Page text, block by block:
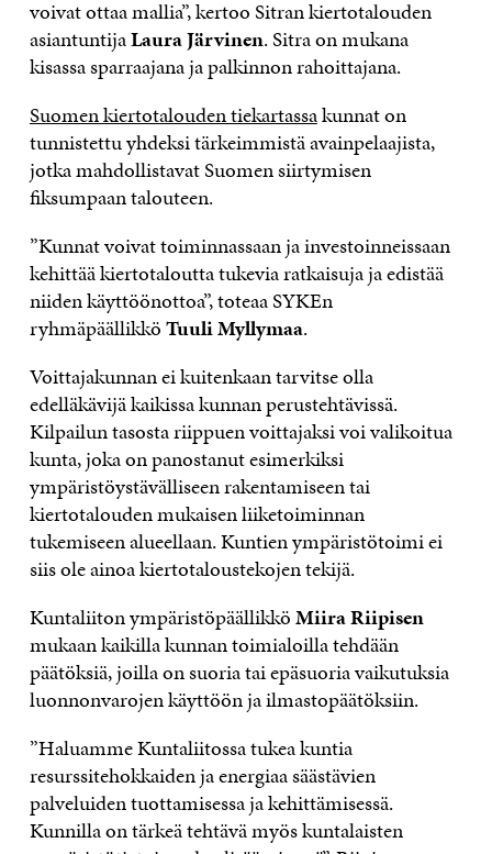
voivat ottaa mallia”, kertoo Sitran kiertotalouden
asiantuntijaLaura Järvinen.Sitra on mukana
kisassa sparraajana ja palkinnon rahoittajana.
Suomen kiertotalouden tiekartassakunnat on
tunnistettu yhdeksi tärkeimmistä avainpelaajista,
jotka mahdollistavat Suomen siirtymisen
fiksumpaan talouteen.
”Kunnat voivat toiminnassaan ja investoinneissaan
kehittää kiertotaloutta tukevia ratkaisuja ja edistää
niiden käyttöönottoa”, toteaa SYKEn
ryhmäpäällikköTuuli Myllymaa.
Voittajakunnan ei kuitenkaan tarvitse olla
edelläkävijä kaikissa kunnan perustehtävissä.
Kilpailun tasosta riippuen voittajaksi voi valikoitua
kunta, joka on panostanut esimerkiksi
ympäristöystävälliseen rakentamiseen tai
kiertotalouden mukaisen liiketoiminnan
tukemiseen alueellaan. Kuntien ympäristötoimi ei
siis ole ainoa kiertotaloustekojen tekijä.
Kuntaliiton ympäristöpäällikköMiira Riipisen
mukaan kaikilla kunnan toimialoilla tehdään
päätöksiä, joilla on suoria tai epäsuoria vaikutuksia
luonnonvarojen käyttöön ja ilmastopäätöksiin.
”Haluamme Kuntaliitossa tukea kuntia
resurssitehokkaiden ja energiaa säästävien
palveluiden tuottamisessa ja kehittämisessä.
Kunnilla on tärkeä tehtävä myös kuntalaisten